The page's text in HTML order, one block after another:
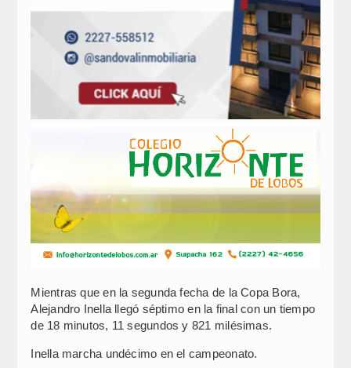
Mientras que en la segunda fecha de la Copa Bora,
Alejandro Inella llegó séptimo en la final con un tiempo
de 18 minutos, 11 segundos y 821 milésimas.
Inella marcha undécimo en el campeonato.